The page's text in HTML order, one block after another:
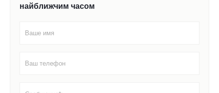
найближчим часом